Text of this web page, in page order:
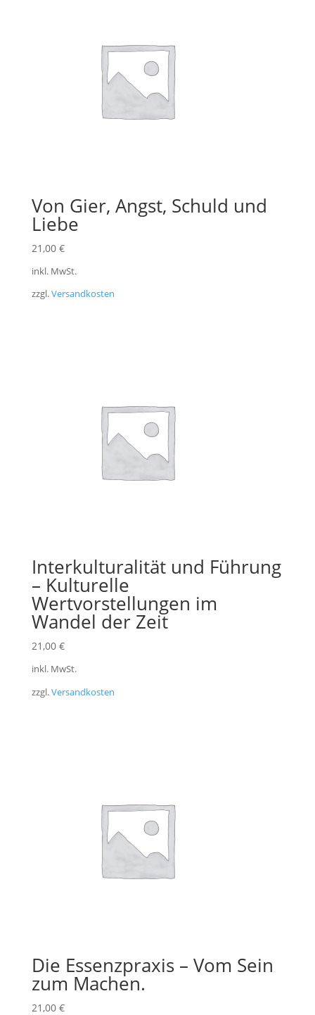
Von Gier, Angst, Schuld und
Liebe
21,00 €
inkl. MwSt.
zzgl.Versandkosten
Interkulturalität und Führung
– Kulturelle
Wertvorstellungen im
Wandel der Zeit
21,00 €
inkl. MwSt.
zzgl.Versandkosten
Die Essenzpraxis – Vom Sein
zum Machen.
21,00 €